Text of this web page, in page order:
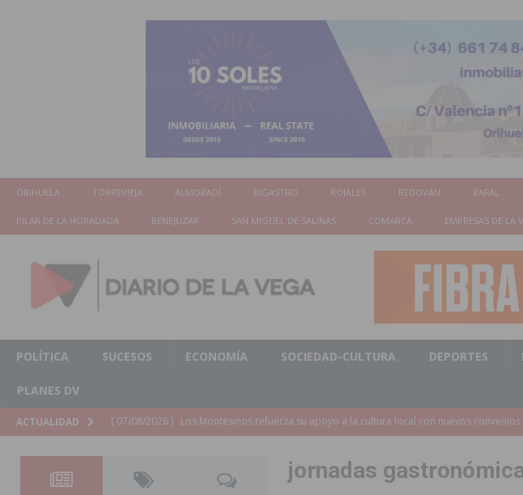
ORIHUELA TORREVIEJA ALMORADÍ BIGASTRO ROJALES REDOVÁN RAFAL
PILAR DE LA HORADADA BENEJUZAR SAN MIGUEL DE SALINAS COMARCA EMPRESAS DE LA
POLÍTICA SUCESOS ECONOMÍA SOCIEDAD-CULTURA DEPORTES
PLANES DV
ACTUALIDAD [ 07/08/2026 ] Los Montesinos refuerza su apoyo a la cultura local con nuevos
ORIHUELA
jornadas